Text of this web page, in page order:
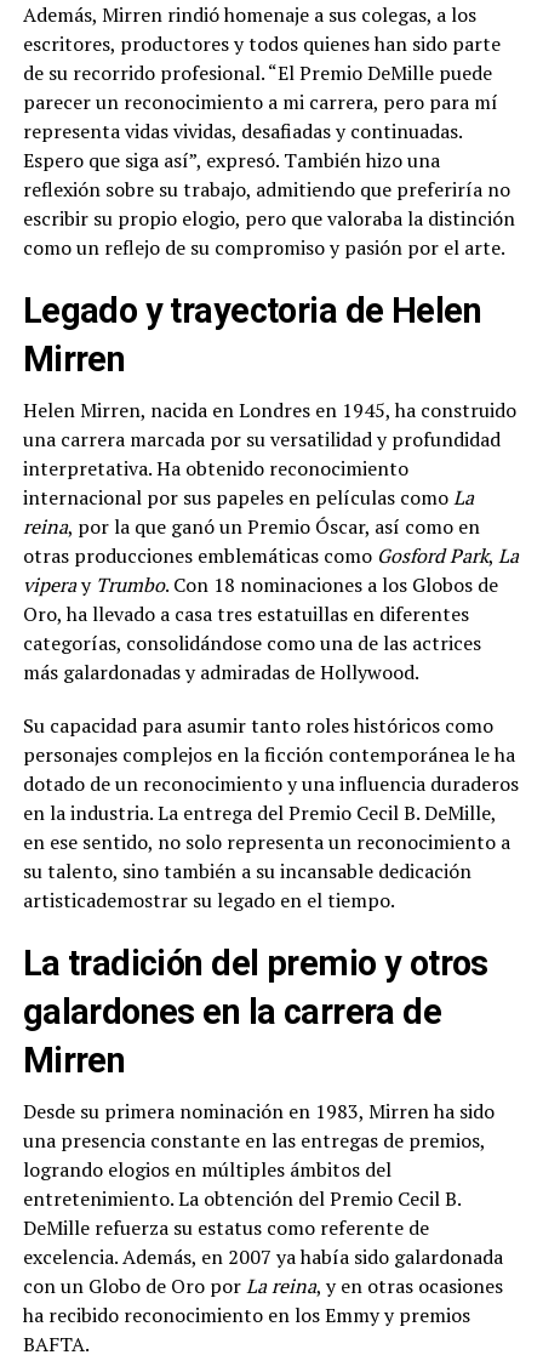
Además, Mirren rindió homenaje a sus colegas, a los
escritores, productores y todos quienes han sido parte
de su recorrido profesional. “El Premio DeMille puede
parecer un reconocimiento a mi carrera, pero para mí
representa vidas vividas, desafiadas y continuadas.
Espero que siga así”, expresó. También hizo una
reflexión sobre su trabajo, admitiendo que preferiría no
escribir su propio elogio, pero que valoraba la distinción
como un reflejo de su compromiso y pasión por el arte.
Legado y trayectoria de Helen
Mirren
Helen Mirren, nacida en Londres en 1945, ha construido
una carrera marcada por su versatilidad y profundidad
interpretativa. Ha obtenido reconocimiento
internacional por sus papeles en películas comoLa
reina, por la que ganó un Premio Óscar, así como en
otras producciones emblemáticas como Gosford Park, La
viperay Trumbo. Con 18 nominaciones a los Globos de
Oro, ha llevado a casa tres estatuillas en diferentes
categorías, consolidándose como una de las actrices
más galardonadas y admiradas de Hollywood.
Su capacidad para asumir tanto roles históricos como
personajes complejos en la ficción contemporánea le ha
dotado de un reconocimiento y una influencia duraderos
en la industria. La entrega del Premio Cecil B. DeMille,
en ese sentido, no solo representa un reconocimiento a
su talento, sino también a su incansable dedicación
artisticademostrar su legado en el tiempo.
La tradición del premio y otros
galardones en la carrera de
Mirren
Desde su primera nominación en 1983, Mirren ha sido
una presencia constante en las entregas de premios,
logrando elogios en múltiples ámbitos del
entretenimiento. La obtención del Premio Cecil B.
DeMille refuerza su estatus como referente de
excelencia. Además, en 2007 ya había sido galardonada
con un Globo de Oro porLa reina, y en otras ocasiones
ha recibido reconocimiento en los Emmy y premios
BAFTA.